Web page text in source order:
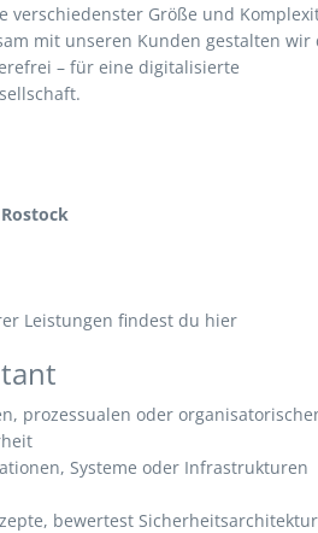
verschiedenster Größe und
mit unseren Kunden gestalten wir
– für eine digitalisierte
Leistungen findest du hier
prozessualen oder
Systeme oder Infrastrukturen
bewertest